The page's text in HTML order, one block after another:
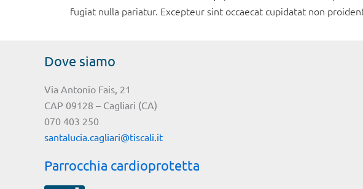
fugiat nulla pariatur. Excepteur sint occaecat cupidatat non
Dove siamo
Via Antonio Fais, 21
CAP 09128 – Cagliari (CA)
070 403 250
santalucia.cagliari@tiscali.it
Parrocchia cardioprotetta